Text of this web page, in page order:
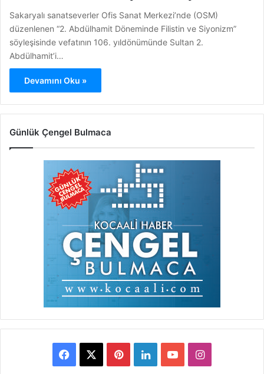
Sakaryalı sanatseverler Ofis Sanat Merkezi’nde (OSM)
düzenlenen “2. Abdülhamit Döneminde Filistin ve Siyonizm”
söyleşisinde vefatının 106. yıldönümünde Sultan 2.
Abdülhamit’i…
Devamını Oku »
Günlük Çengel Bulmaca
Facebook PinterestLinkedInYouTubeInstagram